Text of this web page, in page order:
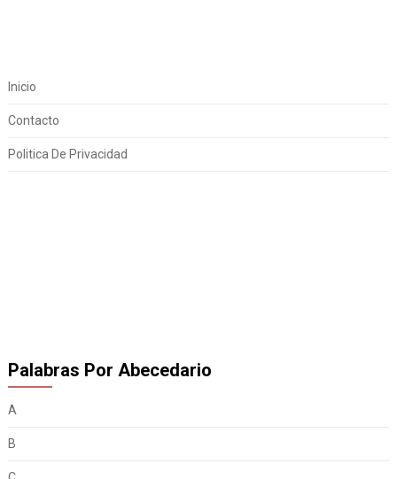
Inicio
Contacto
Politica De Privacidad
Palabras Por Abecedario
A
B